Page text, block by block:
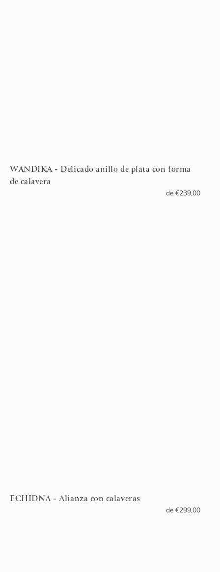
WANDIKA - Delicado anillo de plata con forma
de calavera
de €239,00
ECHIDNA - Alianza con calaveras
de €299,00